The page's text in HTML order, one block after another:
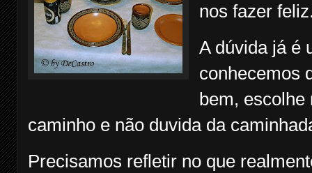
nos fazer
A dúvida já é
conhecemos
bem, escolhe
caminho e não duvida da
Precisamos refletir no que